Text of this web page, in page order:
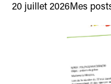
20 juillet 2026 Mes